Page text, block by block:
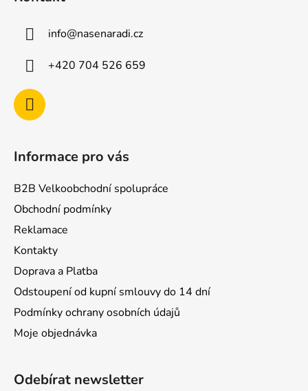
info@nasenaradi.cz
+420 704 526 659
Informace pro vás
B2B Velkoobchodní spolupráce
Obchodní podmínky
Reklamace
Kontakty
Doprava a Platba
Odstoupení od kupní smlouvy do 14 dní
Podmínky ochrany osobních údajů
Moje objednávka
Odebírat newsletter